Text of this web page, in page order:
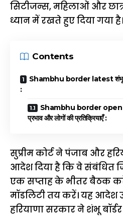
सिटीजन्स, महिलाओं और
ध्यान में रखते हुए दिया गया है।
Contents
Shambhu border latest शंभू
:
Shambhu border open :
प्रभाव और लोगों की प्रतिक्रियाएँ :
सुप्रीम कोर्ट ने पंजाब और
आदेश दिया है कि वे संबंधित
एक सप्ताह के भीतर बैठक
मॉडलिटी तय करें। यह
हरियाणा सरकार ने शंभू